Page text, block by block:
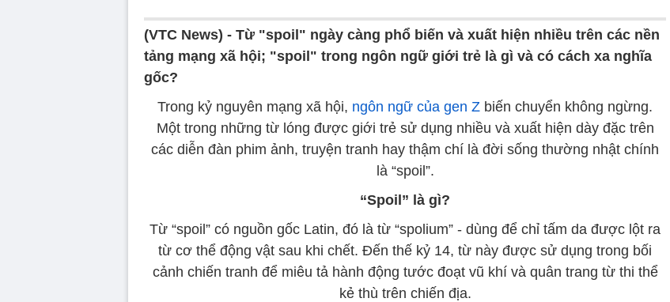
(VTC News) - Từ "spoil" ngày càng phổ biến và xuất hiện nhiều trên các nền
tảng mạng xã hội; "spoil" trong ngôn ngữ giới trẻ là gì và có cách xa nghĩa
gốc?
Trong kỷ nguyên mạng xã hội, ngôn ngữ của gen Z biến chuyển không ngừng.
Một trong những từ lóng được giới trẻ sử dụng nhiều và xuất hiện dày đặc trên
các diễn đàn phim ảnh, truyện tranh hay thậm chí là đời sống thường nhật chính
là “spoil”.
“Spoil” là gì?
Từ “spoil” có nguồn gốc Latin, đó là từ “spolium” - dùng để chỉ tấm da được lột ra
từ cơ thể động vật sau khi chết. Đến thế kỷ 14, từ này được sử dụng trong bối
cảnh chiến tranh để miêu tả hành động tước đoạt vũ khí và quân trang từ thi thể
kẻ thù trên chiến địa.